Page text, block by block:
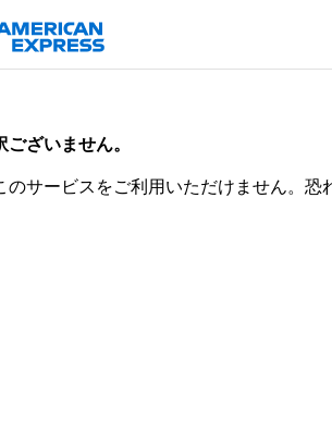
ございません。
のサービスをご利用いただけません。